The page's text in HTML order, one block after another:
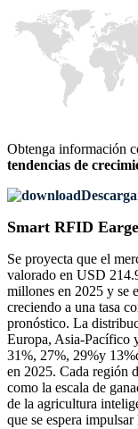
Obtenga información
tendencias de
Smart RFID
Se proyecta que el
valorado en USD
millones en 2025 y se
creciendo a una tasa
pronóstico. La
Europa, Asia-Pacífico
31%, 27%, 29%y
en 2025. Cada región
como la escala de
de la agricultura
que se espera